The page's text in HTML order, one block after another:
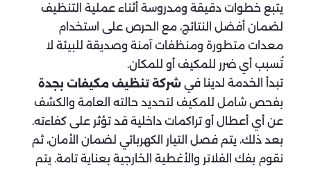
يتبع خطوات دقيقة ومدروسة أثناء عملية التنظيف
لضمان أفضل النتائج، مع الحرص على استخدام
معدات متطورة ومنظفات آمنة وصديقة للبيئة لا
تُسبب أي ضرر للمكيف أو للمكان.
تبدأ الخدمة لدينا في شركة تنظيف مكيفات بجدة
بفحص شامل للمكيف لتحديد حالته العامة والكشف
عن أي أعطال أو تراكمات داخلية قد تؤثر على كفاءته.
بعد ذلك، يتم فصل التيار الكهربائي لضمان الأمان، ثم
نقوم بفك الفلاتر والأغطية الخارجية بعناية تامة. يتم